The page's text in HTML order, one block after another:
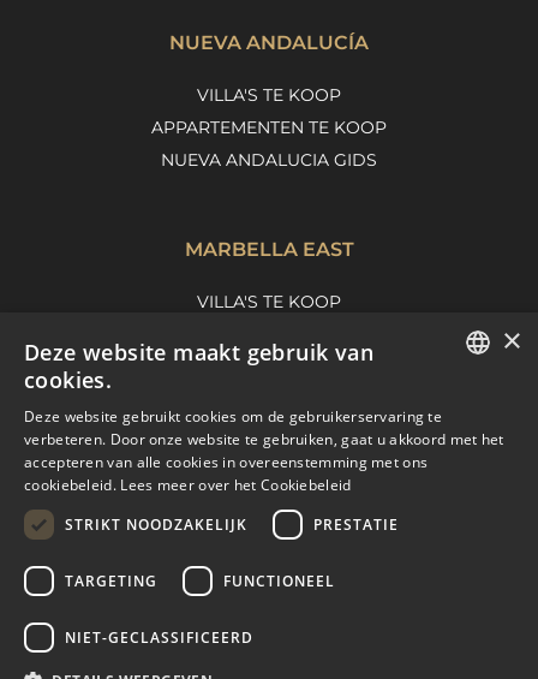
NUEVA ANDALUCÍA
VILLA'S TE KOOP
APPARTEMENTEN TE KOOP
NUEVA ANDALUCIA GIDS
MARBELLA EAST
VILLA'S TE KOOP
MARBELLA EAST GUIDE
© COPYRIGHT 2008PURE LIVING PROPERTIES
SPANISH
×
Deze website maakt gebruik van
cookies.
Deze website gebruikt cookies om de gebruikerservaring te
verbeteren. Door onze website te gebruiken, gaat u akkoord met het
accepteren van alle cookies in overeenstemming met ons
cookiebeleid. Lees meer over het Cookiebeleid
STRIKT NOODZAKELIJK
PRESTATIE
TARGETING FUNCTIONEEL
NIET-GECLASSIFICEERD